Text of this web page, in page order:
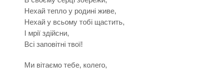
Нехай тепло у родині живе,
Нехай у всьому тобі щастить,
І мрії здійсни,
Всі заповітні твої!
Ми вітаємо тебе, колего,